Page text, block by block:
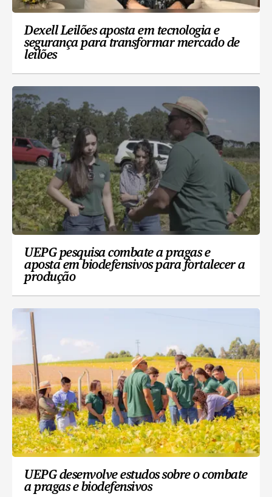
Dexell Leilões aposta em tecnologia e
segurança para transformar mercado de
leilões
UEPG pesquisa combate a pragas e
aposta em biodefensivos para fortalecer a
produção
UEPG desenvolve estudos sobre o combate
a pragas e biodefensivos